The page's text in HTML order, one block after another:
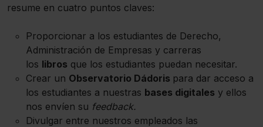
resume en cuatro puntos claves:
Proporcionar a los estudiantes de Derecho,
Administración de Empresas y carreras
los libros que los estudiantes puedan necesitar.
Crear un Observatorio Dádoris para dar acceso a
los estudiantes a nuestras bases digitales y ellos
nos envíen su feedback.
Divulgar entre nuestros empleados las